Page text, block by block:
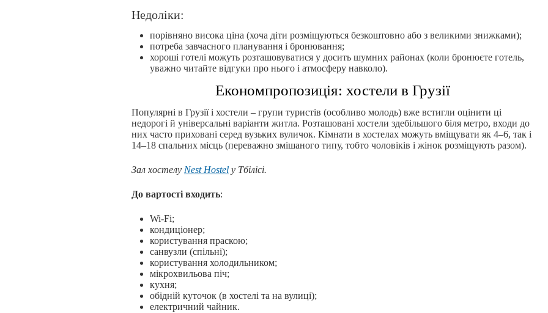
Недоліки:
порівняно висока ціна (хоча діти розміщуються безкоштовно або з великими знижками);
потреба завчасного планування і бронювання;
хороші готелі можуть розташовуватися у досить шумних районах (коли бронюєте готель,
уважно читайте відгуки про нього і атмосферу навколо).
Економпропозиція: хостели в Грузії
Популярні в Грузії і хостели – групи туристів (особливо молодь) вже встигли оцінити ці
недорогі й універсальні варіанти житла. Розташовані хостели здебільшого біля метро, входи до
них часто приховані серед вузьких вуличок. Кімнати в хостелах можуть вміщувати як 4–6, так і
14–18 спальних місць (переважно змішаного типу, тобто чоловіків і жінок розміщують разом).
Зал хостелу Nest Hostel у Тбілісі.
До вартості входить:
Wi-Fi;
кондиціонер;
користування праскою;
санвузли (спільні);
користування холодильником;
мікрохвильова піч;
кухня;
обідній куточок (в хостелі та на вулиці);
електричний чайник.